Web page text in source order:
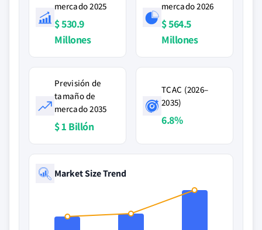
mercado 2025
$ 530.9
Millones
mercado 2026
$ 564.5
Millones
Previsión de
tamaño de
mercado 2035
$ 1 Billón
TCAC (2026–
2035)
6.8%
Market Size Trend